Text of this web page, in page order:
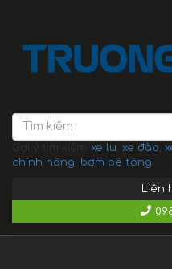
Gợi ý tìm kiếm: xe lu xe đào
chính hãng
bơm bê tông
Liên